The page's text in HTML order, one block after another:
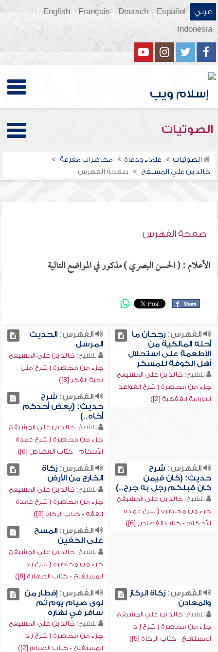
عربي Español
Deutsch
Français
English
Indonesia
الصوتيات
الصوتيات علماء ودعاة
محاضرات مفرغة
خالد بن علي المشيقح
صفحة الفهرس
صفحة الفهرس
الأعلام : ( الحسن البصري ) مذكور في المواضع التالية
الفهرس:رجحان ما
أحله المالكية من
الأطعمة على استحلال
أهل الكوفة للمسكر
للشيخ: خالد بن علي المشيقح
جزء من محاضرة ( شرح القواعد
النورانية الفقهية [2])
الفهرس:الحديث
المرسل
للشيخ: خالد بن علي المشيقح
جزء من محاضرة ( شرح متن
نخبة الفكر [8])
الفهرس: شرح
حديث: (يعض أحدكم
أخاه..)
للشيخ: خالد بن علي المشيقح
جزء من محاضرة ( شرح عمدة
الأحكام - كتاب القصاص [6])
الفهرس: شرح
حديث: (كان فيمن
كان قبلكم رجل به جرح..)
للشيخ: خالد بن علي المشيقح
جزء من محاضرة ( شرح عمدة
الأحكام - كتاب القصاص [6])
الفهرس:زكاة
الخارج من الأرض
للشيخ: خالد بن علي المشيقح
جزء من محاضرة ( شرح عمدة
الفقه - كتاب الزكاة [3])
الفهرس:المسح
على الخفين
للشيخ: خالد بن علي المشيقح
جزء من محاضرة ( شرح زاد
المستقنع - كتاب الطهارة [8])
الفهرس:زكاة الركاز
والمعادن
للشيخ: خالد بن علي المشيقح
جزء من محاضرة ( شرح زاد
المستقنع - كتاب الزكاة [5])
الفهرس:إفطار من
نوى صيام يوم ثم
سافر في نهاره
للشيخ: خالد بن علي المشيقح
جزء من محاضرة ( شرح زاد
المستقنع - كتاب الصيام [2])